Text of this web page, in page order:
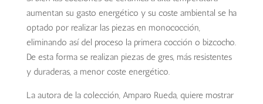
aumentan su gasto energético y su coste ambiental se ha
optado por realizar las piezas en monococción,
eliminando así del proceso la primera cocción o bizcocho.
De esta forma se realizan piezas de gres, más resistentes
y duraderas, a menor coste energético.
La autora de la colección, Amparo Rueda, quiere mostrar